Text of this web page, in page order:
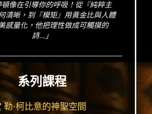
頓像在引導你的呼吸！從『純粹主
清晰，到『模矩』用黃金比與人體
感量化，他把理性做成可觸摸的
詩...」
系列課程
勒·柯比意的神聖空間